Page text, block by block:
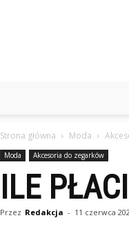
Strona główna Moda
Moda Akcesoria do zegarków
ILE
Przez Redakcja - 11 czerwca